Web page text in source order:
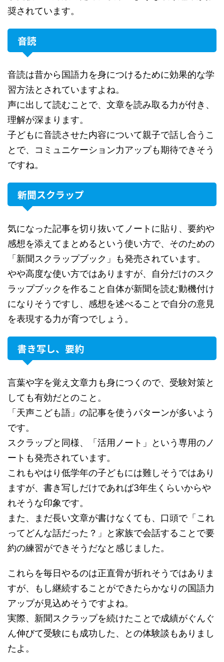
奨されています。
音読
音読は昔から国語力を身につけるために効果的な学
習方法とされていますよね。
声に出して読むことで、文章を読み取る力が付き、
理解が深まります。
子どもに音読させた内容について親子で話し合うこ
とで、コミュニケーション力アップも期待できそう
ですね。
新聞スクラップ
気になった記事を切り抜いてノートに貼り、要約や
感想を添えてまとめるという使い方で、そのための
「新聞スクラップブック」も発売されています。
やや高度な使い方ではありますが、自分だけのスク
ラップブックを作ること自体が新聞を読む動機付け
になりそうですし、感想を述べることで自分の意見
を表現する力が育つでしょう。
書き写し、要約
言葉や字を覚え文章力も身につくので、受験対策と
しても有効だとのこと。
「天声こども語」の記事を使うパターンが多いよう
です。
スクラップと同様、「活用ノート」という専用のノ
ートも発売されています。
これもやはり低学年の子どもには難しそうではあり
ますが、書き写しだけであれば3年生くらいからや
れそうな印象です。
また、まだ長い文章が書けなくても、口頭で「これ
ってどんな話だった？」と家族で会話することで要
約の練習ができそうだなと感じました。
これらを毎日やるのは正直骨が折れそうではありま
すが、もし継続することができたらかなりの国語力
アップが見込めそうですよね。
実際、新聞スクラップを続けたことで成績がぐんぐ
ん伸びて受験にも成功した、との体験談もありまし
たよ。